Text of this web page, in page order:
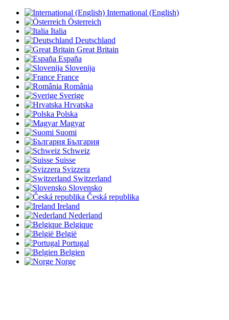
International (English)
Österreich
Italia
Deutschland
Great Britain
España
Slovenija
France
România
Sverige
Hrvatska
Polska
Magyar
Suomi
България
Schweiz
Suisse
Svizzera
Switzerland
Slovensko
Česká republika
Ireland
Nederland
Belgique
België
Portugal
Belgien
Norge